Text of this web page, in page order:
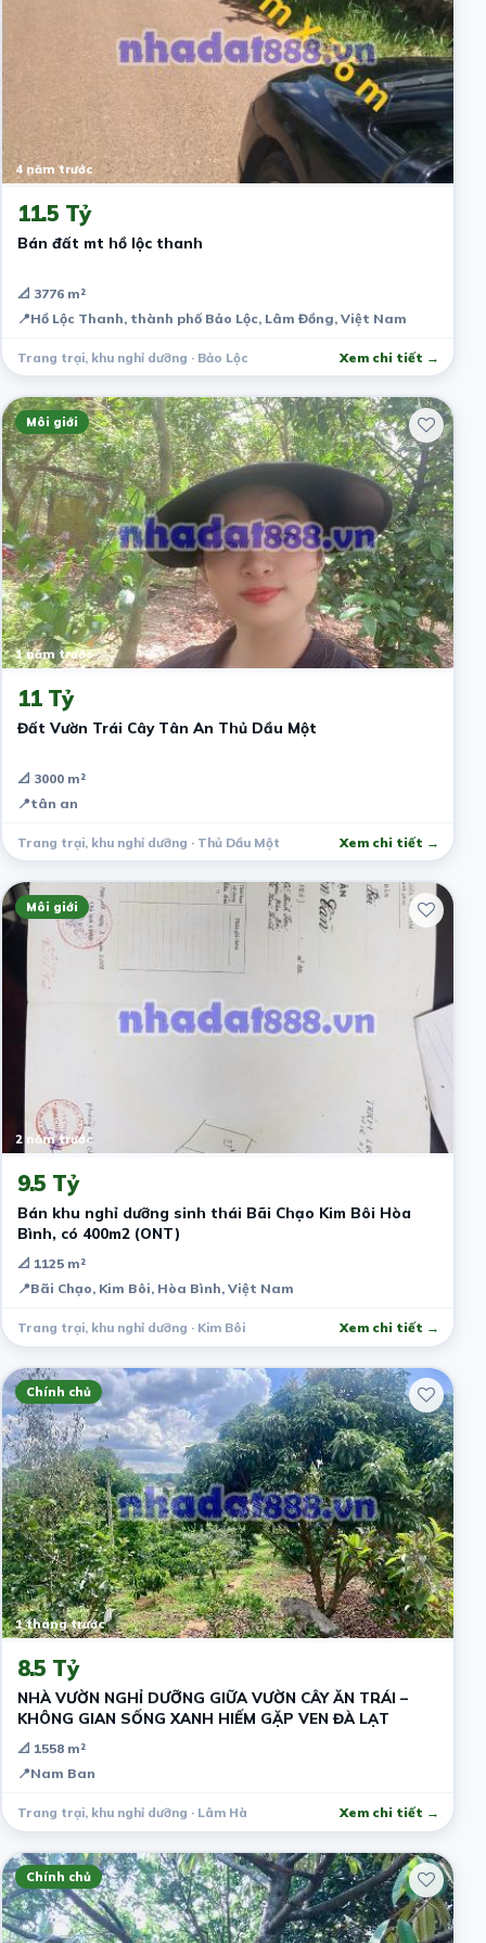
4 năm trước
11.5 Tỷ
Bán đất mt hồ lộc thanh
📐 3776 m²
📍Hồ Lộc Thanh, thành phố Bảo Lộc, Lâm Đồng, Việt Nam
Trang trại, khu nghỉ dưỡng · Bảo Lộc Xem chi tiết →
Môi giới
1 năm trước
11 Tỷ
Đất Vườn Trái Cây Tân An Thủ Dầu Một
📐 3000 m²
📍tân an
Trang trại, khu nghỉ dưỡng · Thủ Dầu Một Xem chi tiết →
Môi giới
2 năm trước
9.5 Tỷ
Bán khu nghỉ dưỡng sinh thái Bãi Chạo Kim Bôi Hòa
Bình, có 400m2 (ONT)
📐 1125 m²
📍Bãi Chạo, Kim Bôi, Hòa Bình, Việt Nam
Trang trại, khu nghỉ dưỡng · Kim Bôi Xem chi tiết →
Chính chủ
1 tháng trước
8.5 Tỷ
NHÀ VƯỜN NGHỈ DƯỠNG GIỮA VƯỜN CÂY ĂN TRÁI –
KHÔNG GIAN SỐNG XANH HIẾM GẶP VEN ĐÀ LẠT
📐 1558 m²
📍Nam Ban
Trang trại, khu nghỉ dưỡng · Lâm Hà Xem chi tiết →
Chính chủ